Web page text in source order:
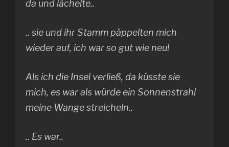
da und lächelte..
.. sie und ihr Stamm päppelten mich
wieder auf, ich war so gut wie neu!
Als ich die Insel verließ, da küsste sie
mich, es war als würde ein Sonnenstrahl
meine Wange streicheln..
.. Es war..